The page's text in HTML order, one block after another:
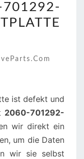
701292-
ist defekt und
2060-701292-
wir direkt ein
um die Daten
wir sie selbst